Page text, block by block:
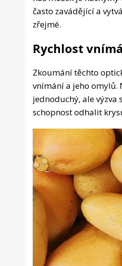
často zavádějící a
zřejmé.
Rychlost
Zkoumání těchto
vnímání a jeho omylů.
jednoduchý, ale výzva
schopnost odhalit